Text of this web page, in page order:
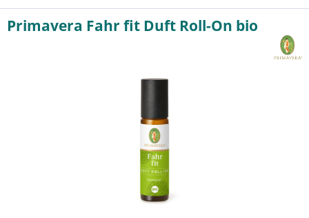
Primavera Fahr fit Duft Roll-On bio